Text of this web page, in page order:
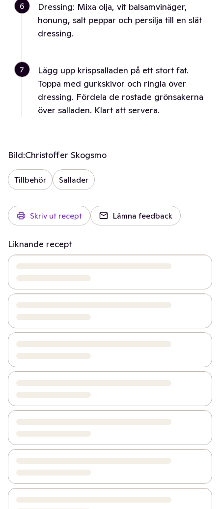
6
Dressing: Mixa olja, vit balsamvinäger,
honung, salt peppar och persilja till en slät
dressing.
7
Lägg upp krispsalladen på ett stort fat.
Toppa med gurkskivor och ringla över
dressing. Fördela de rostade grönsakerna
över salladen. Klart att servera.
Bild:Christoffer Skogsmo
Tillbehör Sallader
Skriv ut recept Lämna feedback
Liknande recept